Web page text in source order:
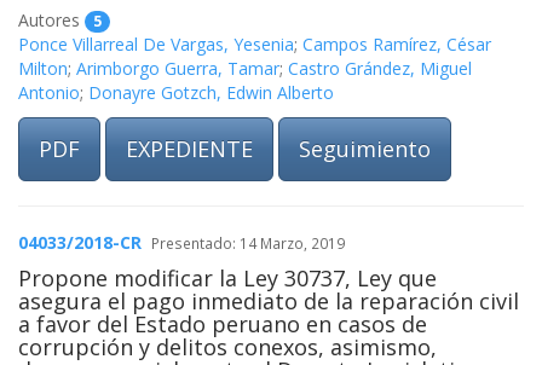
Autores 5
Ponce Villarreal De Vargas, Yesenia; Campos Ramírez, César
Milton; Arimborgo Guerra, Tamar; Castro Grández, Miguel
Antonio; Donayre Gotzch, Edwin Alberto
PDF EXPEDIENTE Seguimiento
04033/2018-CR Presentado: 14 Marzo, 2019
Propone modificar la Ley 30737, Ley que
asegura el pago inmediato de la reparación civil
a favor del Estado peruano en casos de
corrupción y delitos conexos, asimismo,